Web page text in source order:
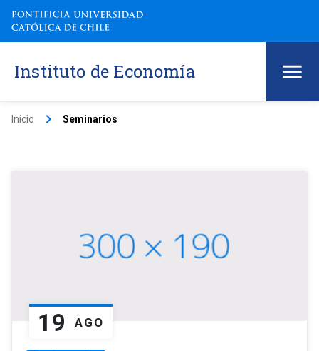
Instituto de Economía
Inicio keyboard_arrow_right Seminarios
19 AGO